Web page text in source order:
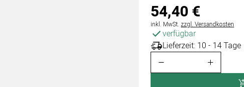
54,40 €
Steuerhinweis:
inkl. MwSt. zzgl. Versandkosten
verfügbar
Lieferzeit: 10 - 14 Tage